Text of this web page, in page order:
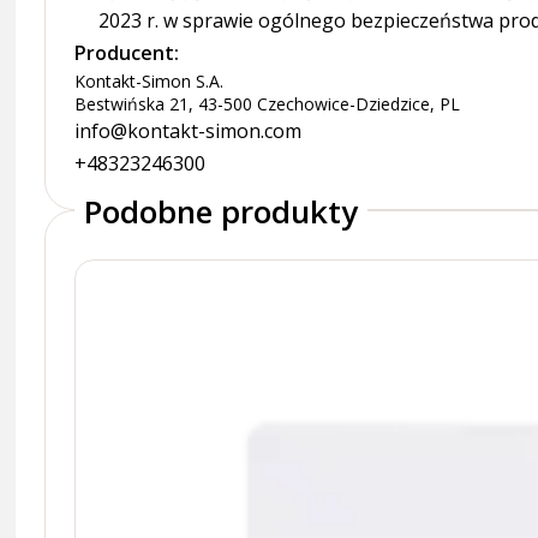
2023 r. w sprawie ogólnego bezpieczeństwa
Producent:
Kontakt-Simon S.A.
Bestwińska 21, 43-500 Czechowice-Dziedzice, PL
info@kontakt-simon.com
+48323246300
Podobne produkty